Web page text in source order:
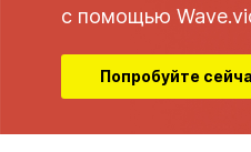
с помощью
Попробуйте